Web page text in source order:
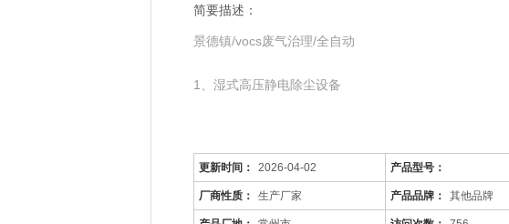
简要描述：
景德镇/vocs废气治理/全自动
1、湿式高压静电除尘设备
更新时间： 2026-04-02 产品型号：
厂商性质： 生产厂家 产品品牌： 其他品牌